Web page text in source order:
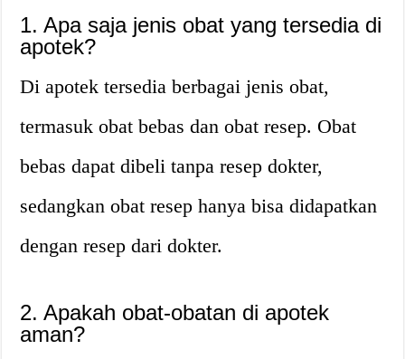
1. Apa saja jenis obat yang tersedia di
apotek?
Di apotek tersedia berbagai jenis obat,
termasuk obat bebas dan obat resep. Obat
bebas dapat dibeli tanpa resep dokter,
sedangkan obat resep hanya bisa didapatkan
dengan resep dari dokter.
2. Apakah obat-obatan di apotek
aman?